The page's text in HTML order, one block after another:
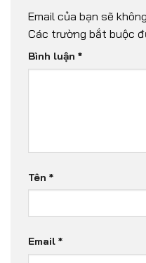
Email của bạn sẽ
Các trường bắt buộc
Bình luận *
Tên *
Email *